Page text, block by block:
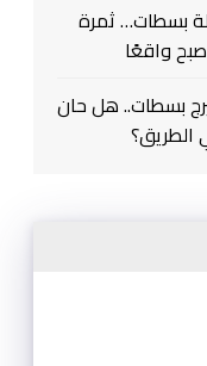
بسطات… ثمرة
واقعًا
بسطات.. هل حان
الطريق؟